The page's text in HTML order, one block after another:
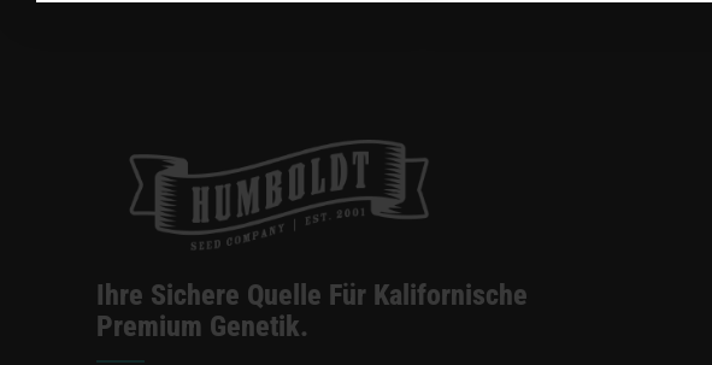
Ihre Sichere Quelle Für Kalifornische
Premium Genetik.